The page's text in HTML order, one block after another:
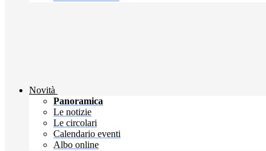
Novità
Panoramica
Le notizie
Le circolari
Calendario eventi
Albo online